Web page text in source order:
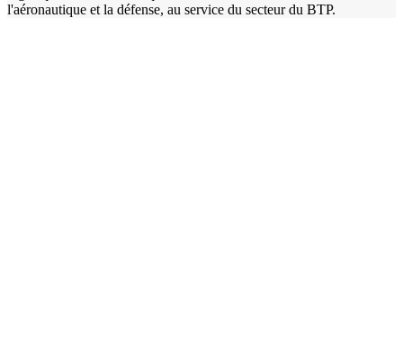
l'aéronautique et la défense, au service du secteur du BTP.